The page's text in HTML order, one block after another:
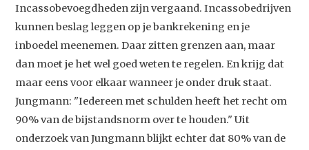
Incassobevoegdheden zijn vergaand. Incassobedrijven
kunnen beslag leggen op je bankrekening en je
inboedel meenemen. Daar zitten grenzen aan, maar
dan moet je het wel goed weten te regelen. En krijg dat
maar eens voor elkaar wanneer je onder druk staat.
Jungmann: "Iedereen met schulden heeft het recht om
90% van de bijstandsnorm over te houden." Uit
onderzoek van Jungmann blijkt echter dat 80% van de